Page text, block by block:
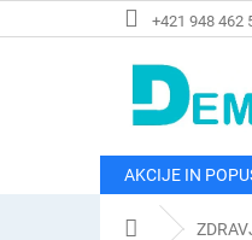
na
+421 948 462
AKCIJE IN
Domača